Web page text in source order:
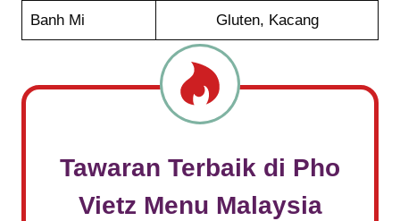
Banh Mi Gluten, Kacang
Tawaran Terbaik di Pho
Vietz Menu Malaysia